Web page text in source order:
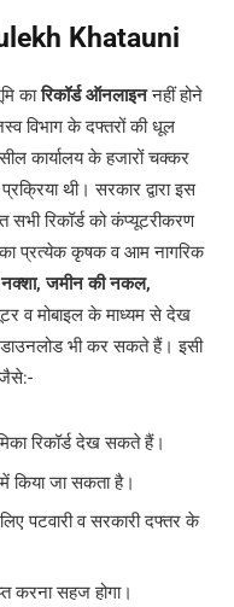
Khatauni
कारिकॉर्ड ऑनलाइननहीं होने
विभाग के दफ्तरों की धूल
कार्यालय के हजारों चक्कर
थी। सरकार द्वारा इस
सभी रिकॉर्ड को कंप्यूटरीकरण
प्रत्येक कृषक व आम नागरिक
जमीन की नकल,
व मोबाइल के माध्यम से देख
भी कर सकते हैं। इसी
जैसे:-
रिकॉर्ड देख सकते हैं।
में किया जा सकता है।
पटवारी व सरकारी दफ्तर के
करना सहज होगा।